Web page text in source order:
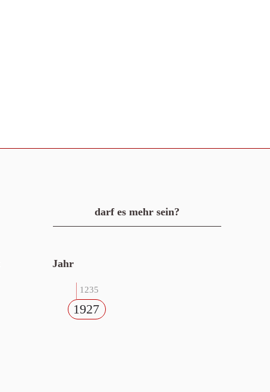
darf es mehr sein?
Jahr
1235
1927